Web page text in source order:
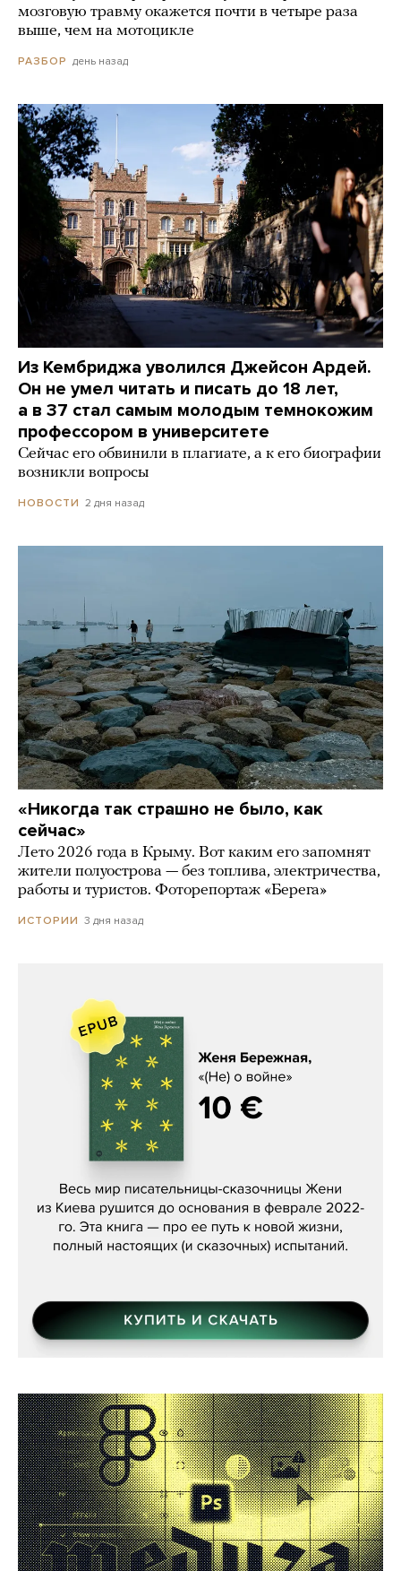
мозговую травму окажется почти в четыре раза
выше, чем на мотоцикле
РАЗБОР день назад
Из Кембриджа уволился Джейсон Ардей.
Он не умел читать и писать до 18 лет,
а в 37 стал самым молодым темнокожим
профессором в университете
Сейчас его обвинили в плагиате, а к его биографии
возникли вопросы
НОВОСТИ 2 дня назад
«Никогда так страшно не было, как
сейчас»
Лето 2026 года в Крыму. Вот каким его запомнят
жители полуострова — без топлива, электричества,
работы и туристов. Фоторепортаж «Берега»
ИСТОРИИ 3 дня назад
Женя Бережная, «(Не) о войне»